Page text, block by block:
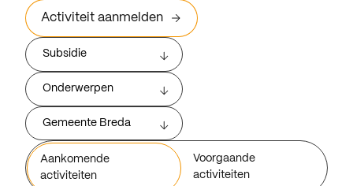
Activiteit aanmelden
Subsidie
Onderwerpen
Gemeente Breda
Aankomende
activiteiten
Voorgaande
activiteiten